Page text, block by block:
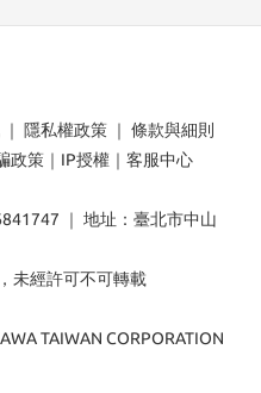
｜ 隱私權政策 ｜ 條款與細則
政策 ｜ IP授權 ｜ 客服中心
｜ 地址：臺北市中山
未經許可不可轉載
TAIWAN CORPORATION